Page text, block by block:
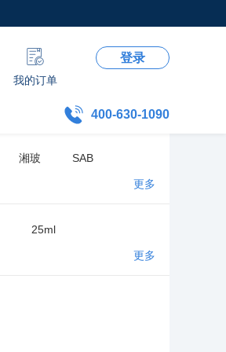
我的订单
登录
400-630-1090
湘玻 SAB
更多
25ml
更多